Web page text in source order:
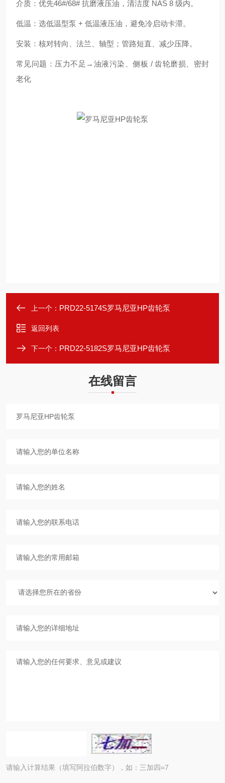
介质：优先46#/68# 抗磨液压油，清洁度 NAS 8 级内。
低温：选低温型泵 + 低温液压油，避免冷启动卡滞。
安装：核对转向、法兰、轴型；管路短直、减少压降。
常见问题：压力不足→油液污染、侧板 / 齿轮磨损、密封
老化
上一个： PRD22-5174S罗马尼亚HP齿轮泵
返回列表
下一个： PRD22-5182S罗马尼亚HP齿轮泵
在线留言
请输入计算结果（填写阿拉伯数字），如：三加四=7